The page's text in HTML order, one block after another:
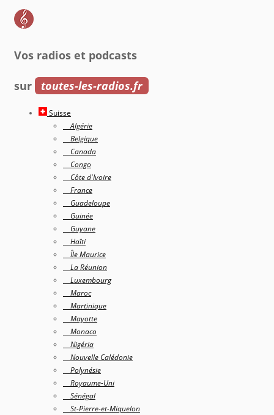
Vos radios et podcasts
sur toutes-les-radios.fr
Suisse
Algérie
Belgique
Canada
Congo
Côte d'Ivoire
France
Guadeloupe
Guinée
Guyane
Haîti
Île Maurice
La Réunion
Luxembourg
Maroc
Martinique
Mayotte
Monaco
Nigéria
Nouvelle Calédonie
Polynésie
Royaume-Uni
Sénégal
St-Pierre-et-Miquelon